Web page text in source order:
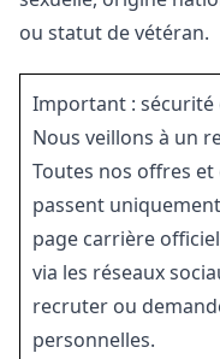
ou statut de vétéran.
Important :
Nous veillons à un
Toutes nos offres
passent
page carrière
via les réseaux
recruter ou
personnelles.